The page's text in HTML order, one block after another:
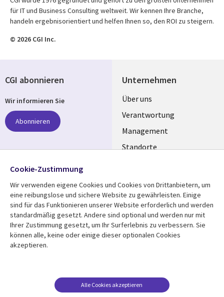
für IT und Business Consulting weltweit. Wir kennen Ihre Branche,
handeln ergebnisorientiert und helfen Ihnen so, den ROI zu steigern.
© 2026 CGI Inc.
Unternehmen
Useful
links
GERMANY
Über uns
Verantwortung
Management
Standorte
Mediathek
Library
GERMANY
Aktuelles
Rechtliches
Beschwerden/Hinweise
Compliance
CGI abonnieren
Wir informieren Sie
Abonnieren
Folgen Sie uns
Social
Media
GERMANY
Cookie-Zustimmung
Wir verwenden eigene Cookies und Cookies von Drittanbietern, um
eine reibungslose und sichere Website zu gewährleisten. Einige
sind für das Funktionieren unserer Website erforderlich und werden
standardmäßig gesetzt. Andere sind optional und werden nur mit
Ihrer Zustimmung gesetzt, um Ihr Surferlebnis zu verbessern. Sie
können alle, keine oder einige dieser optionalen Cookies
akzeptieren.
Alle Cookies akzeptieren